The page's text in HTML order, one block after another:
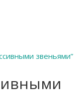
звеньями”